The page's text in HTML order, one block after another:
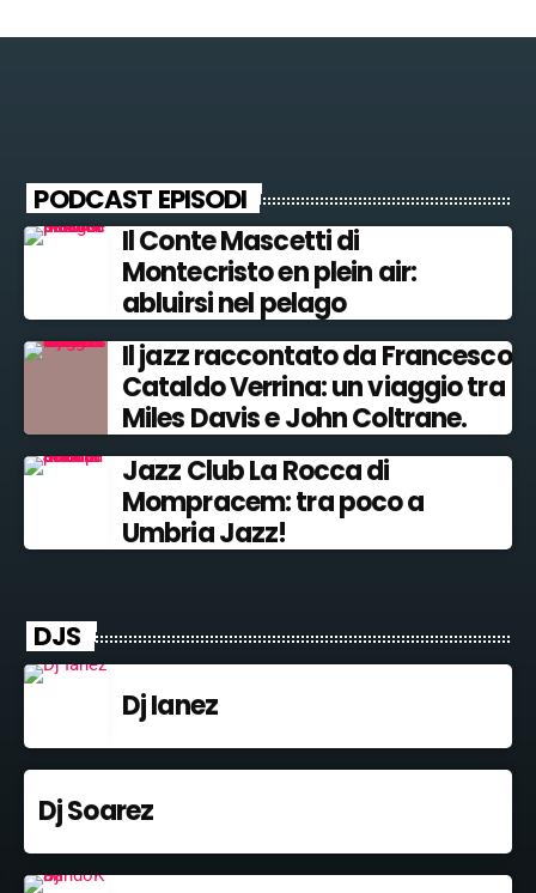
PODCAST EPISODI
Il Conte Mascetti di
Montecristo en plein air:
abluirsi nel pelago
Il jazz raccontato da Francesco
Cataldo Verrina: un viaggio tra
Miles Davis e John Coltrane.
Jazz Club La Rocca di
Mompracem: tra poco a
Umbria Jazz!
DJS
Dj Ianez
Dj Soarez